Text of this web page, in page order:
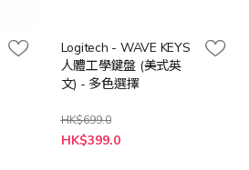
Logitech - WAVE KEYS
人體工學鍵盤 (美式英
文) - 多色選擇
HK$699.0
HK$399.0